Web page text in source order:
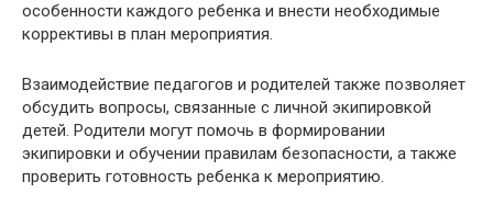
особенности каждого ребенка и внести необходимые
коррективы в план мероприятия.
Взаимодействие педагогов и родителей также позволяет
обсудить вопросы, связанные с личной экипировкой
детей. Родители могут помочь в формировании
экипировки и обучении правилам безопасности, а также
проверить готовность ребенка к мероприятию.